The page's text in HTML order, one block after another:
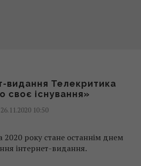
видання Телекритика
своє існування»
26.11.2020 10:50
2020 року стане останнім днем
інтернет-видання.